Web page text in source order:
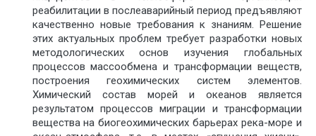
реабилитации в послеаварийный период предъявляют
качественно новые требования к знаниям. Решение
этих актуальных проблем требует разработки новых
методологических основ изучения глобальных
процессов массообмена и трансформации веществ,
построения геохимических систем элементов.
Химический состав морей и океанов является
результатом процессов миграции и трансформации
вещества на биогеохимических барьерах река-море и